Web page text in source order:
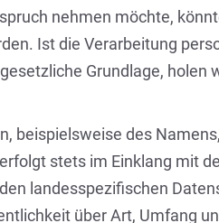
nehmen möchte,
Ist die Verarbeitung
Grundlage, holen
beispielsweise des
stets im Einklang mit
landesspezifischen
über Art, Umfang